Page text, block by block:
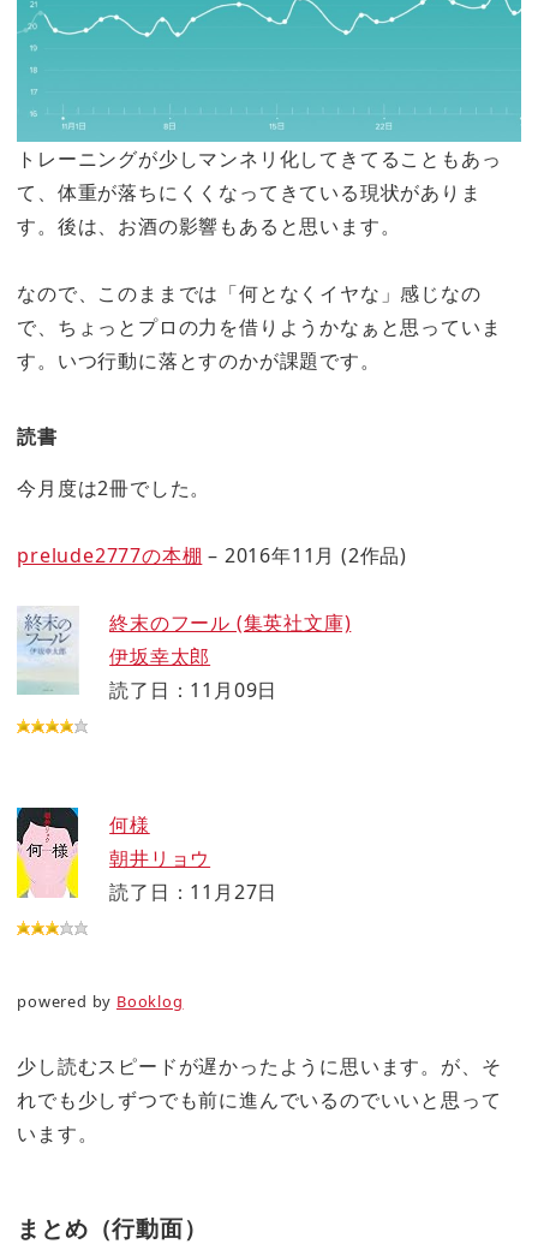
トレーニングが少しマンネリ化してきてることもあっ
て、体重が落ちにくくなってきている現状がありま
す。後は、お酒の影響もあると思います。
なので、このままでは「何となくイヤな」感じなの
で、ちょっとプロの力を借りようかなぁと思っていま
す。いつ行動に落とすのかが課題です。
読書
今月度は2冊でした。
prelude2777の本棚 – 2016年11月 (2作品)
終末のフール (集英社文庫)
伊坂幸太郎
読了日：11月09日
何様
朝井リョウ
読了日：11月27日
powered by Booklog
少し読むスピードが遅かったように思います。が、そ
れでも少しずつでも前に進んでいるのでいいと思って
います。
まとめ（行動面）